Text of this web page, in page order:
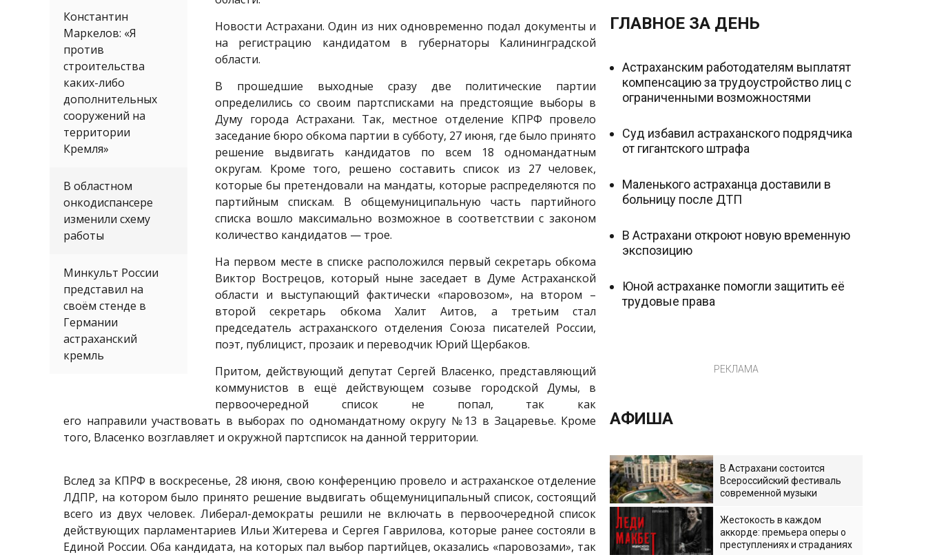
Константин
Маркелов: «Я
против
строительства
каких-либо
дополнительных
сооружений на
территории
Кремля»
В областном
онкодиспансере
изменили схему
работы
Минкульт России
представил на
своём стенде в
Германии
астраханский
кремль
Новости Астрахани. Один из них одновременно подал документы и
на регистрацию кандидатом в губернаторы Калининградской
области.
В прошедшие выходные сразу две политические партии
определились со своим партсписками на предстоящие выборы в
Думу города Астрахани. Так, местное отделение КПРФ провело
заседание бюро обкома партии в субботу, 27 июня, где было принято
решение выдвигать кандидатов по всем 18 одномандатным
округам. Кроме того, решено составить список из 27 человек,
которые бы претендовали на мандаты, которые распределяются по
партийным спискам. В общемуниципальную часть партийного
списка вошло максимально возможное в соответствии с законом
количество кандидатов — трое.
На первом месте в списке расположился первый секретарь обкома
Виктор Вострецов, который ныне заседает в Думе Астраханской
области и выступающий фактически «паровозом», на втором –
второй секретарь обкома Халит Аитов, а третьим стал
председатель астраханского отделения Союза писателей России,
поэт, публицист, прозаик и переводчик Юрий Щербаков.
Притом, действующий депутат Сергей Власенко, представляющий
коммунистов в ещё действующем созыве городской Думы, в
первоочередной список не попал, так как
его направили участвовать в выборах по одномандатному округу №13 в Зацаревье. Кроме
того, Власенко возглавляет и окружной партсписок на данной территории.
Вслед за КПРФ в воскресенье, 28 июня, свою конференцию провело и астраханское отделение
ЛДПР, на котором было принято решение выдвигать общемуниципальный список, состоящий
всего из двух человек. Либерал-демократы решили не включать в первоочередной список
действующих парламентариев Ильи Житерева и Сергея Гаврилова, которые ранее состояли в
Единой России. Оба кандидата, на которых пал выбор партийцев, оказались «паровозами», так
ГЛАВНОЕ ЗА ДЕНЬ
Астраханским работодателям выплатят
компенсацию за трудоустройство лиц с
ограниченными возможностями
Суд избавил астраханского подрядчика
от гигантского штрафа
Маленького астраханца доставили в
больницу после ДТП
В Астрахани откроют новую временную
экспозицию
Юной астраханке помогли защитить её
трудовые права
РЕКЛАМА
АФИША
В Астрахани состоится
Всероссийский фестиваль
современной музыки
Жестокость в каждом
аккорде: премьера оперы о
преступлениях и страданиях